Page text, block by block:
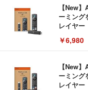
【New
ーミング
レイヤー
￥6,980
【New
ーミング
レイヤー